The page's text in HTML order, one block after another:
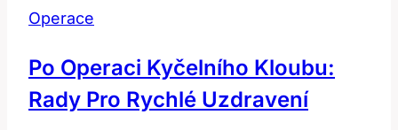
Operace
Po Operaci Kyčelního Kloubu:
Rady Pro Rychlé Uzdravení